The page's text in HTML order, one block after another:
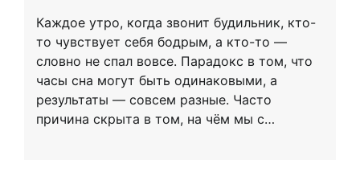
Каждое утро, когда звонит будильник, кто-
то чувствует себя бодрым, а кто-то —
словно не спал вовсе. Парадокс в том, что
часы сна могут быть одинаковыми, а
результаты — совсем разные. Часто
причина скрыта в том, на чём мы с…